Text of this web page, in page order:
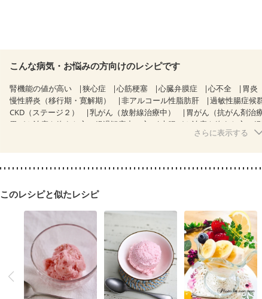
こんな病気・お悩みの方向けのレシピです
腎機能の値が高い 狭心症 心筋梗塞 心臓弁膜症 心不全 胃炎
慢性膵炎（移行期・寛解期）
非アルコール性脂肪肝 過敏性腸症候
CKD（ステージ２）
乳がん（放射線治療中）
胃がん（抗がん剤治
胃がん治療を終えた方・経過観察中の方
大腸がん治療を終えた方・
食欲がない
妊娠中(初
骨折
骨粗しょう症 関節リウマチ フレイル（年齢に合わせた体
さらに表示する
このレシピと似たレシピ